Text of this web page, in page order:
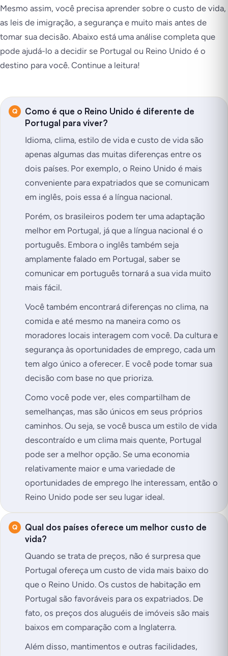
Mesmo assim, você precisa aprender sobre o custo de vida,
as leis de imigração, a segurança e muito mais antes de
tomar sua decisão. Abaixo está uma análise completa que
pode ajudá-lo a decidir se Portugal ou Reino Unido é o
destino para você. Continue a leitura!
Como é que o Reino Unido é diferente de
Portugal para viver?
Idioma, clima, estilo de vida e custo de vida são
apenas algumas das muitas diferenças entre os
dois países. Por exemplo, o Reino Unido é mais
conveniente para expatriados que se comunicam
em inglês, pois essa é a língua nacional.
Porém, os brasileiros podem ter uma adaptação
melhor em Portugal, já que a língua nacional é o
português. Embora o inglês também seja
amplamente falado em Portugal, saber se
comunicar em português tornará a sua vida muito
mais fácil.
Você também encontrará diferenças no clima, na
comida e até mesmo na maneira como os
moradores locais interagem com você. Da cultura e
segurança às oportunidades de emprego, cada um
tem algo único a oferecer. E você pode tomar sua
decisão com base no que prioriza.
Como você pode ver, eles compartilham de
semelhanças, mas são únicos em seus próprios
caminhos. Ou seja, se você busca um estilo de vida
descontraído e um clima mais quente, Portugal
pode ser a melhor opção. Se uma economia
relativamente maior e uma variedade de
oportunidades de emprego lhe interessam, então o
Reino Unido pode ser seu lugar ideal.
Qual dos países oferece um melhor custo de
vida?
Quando se trata de preços, não é surpresa que
Portugal ofereça um custo de vida mais baixo do
que o Reino Unido. Os custos de habitação em
Portugal são favoráveis para os expatriados. De
fato, os preços dos aluguéis de imóveis são mais
baixos em comparação com a Inglaterra.
Além disso, mantimentos e outras facilidades,